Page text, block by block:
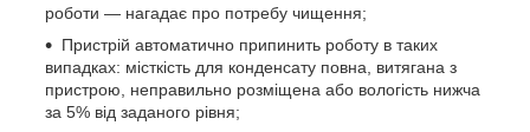
роботи — нагадає про потребу чищення;
Пристрій автоматично припинить роботу в таких
випадках: місткість для конденсату повна, витягана з
пристрою, неправильно розміщена або вологість нижча
за 5% від заданого рівня;